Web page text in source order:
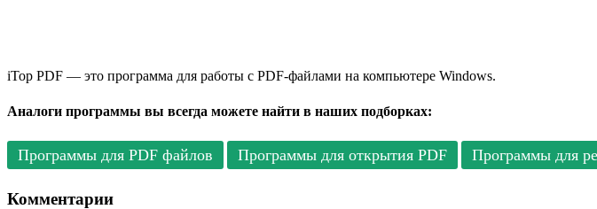
iTop PDF — это программа для работы с PDF-файлами на компьютере Windows.
Аналоги программы вы всегда можете найти в наших подборках:
Программы для PDF файлов Программы для открытия PDF Программы для
Комментарии